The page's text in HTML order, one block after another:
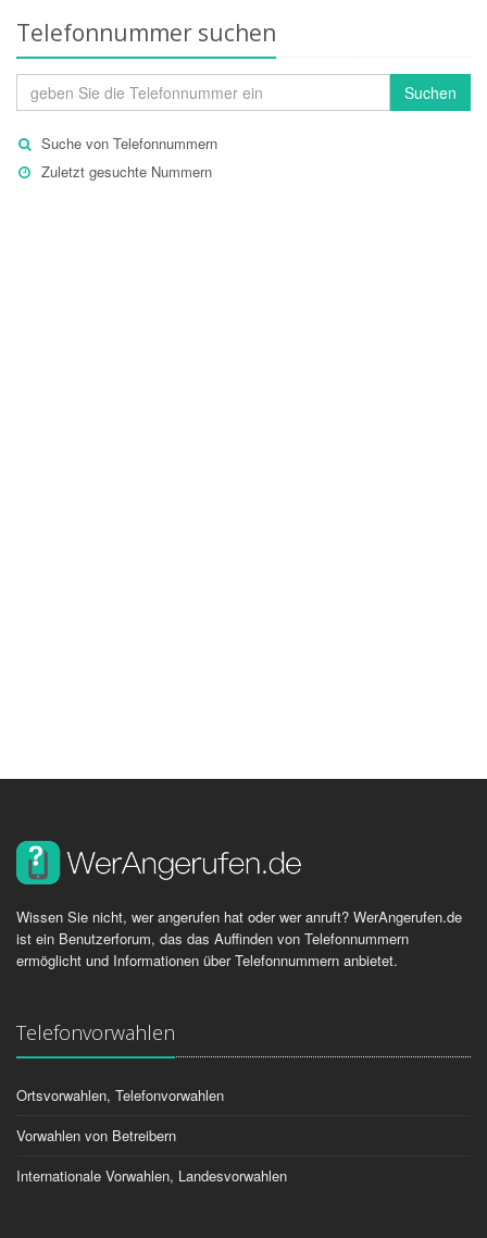
Telefonnummer suchen
Suchen
Suche von Telefonnummern
Zuletzt gesuchte Nummern
Wissen Sie nicht, wer angerufen hat oder wer anruft? WerAngerufen.de
ist ein Benutzerforum, das das Auffinden von Telefonnummern
ermöglicht und Informationen über Telefonnummern anbietet.
Telefonvorwahlen
Ortsvorwahlen, Telefonvorwahlen
Vorwahlen von Betreibern
Internationale Vorwahlen, Landesvorwahlen